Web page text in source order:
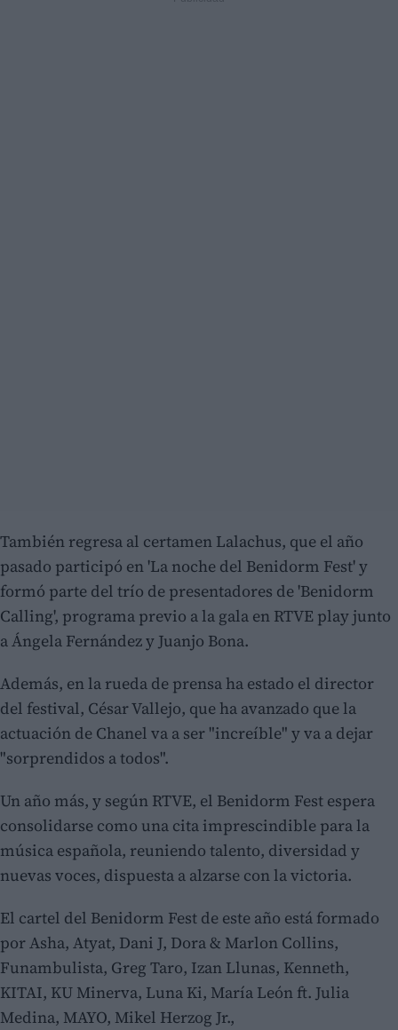
También regresa al certamen Lalachus, que el año
pasado participó en 'La noche del Benidorm Fest' y
formó parte del trío de presentadores de 'Benidorm
Calling', programa previo a la gala en RTVE play junto
a Ángela Fernández y Juanjo Bona.
Además, en la rueda de prensa ha estado el director
del festival, César Vallejo, que ha avanzado que la
actuación de Chanel va a ser "increíble" y va a dejar
"sorprendidos a todos".
Un año más, y según RTVE, el Benidorm Fest espera
consolidarse como una cita imprescindible para la
música española, reuniendo talento, diversidad y
nuevas voces, dispuesta a alzarse con la victoria.
El cartel del Benidorm Fest de este año está formado
por Asha, Atyat, Dani J, Dora & Marlon Collins,
Funambulista, Greg Taro, Izan Llunas, Kenneth,
KITAI, KU Minerva, Luna Ki, María León ft. Julia
Medina, MAYO, Mikel Herzog Jr.,